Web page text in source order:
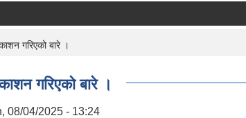
गरिएको बारे ।
गरिएको बारे ।
08/04/2025 - 13:24